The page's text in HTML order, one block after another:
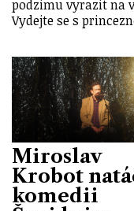
podzimu vyrazit na
Vydejte se s
Miroslav
Krobot
komedii